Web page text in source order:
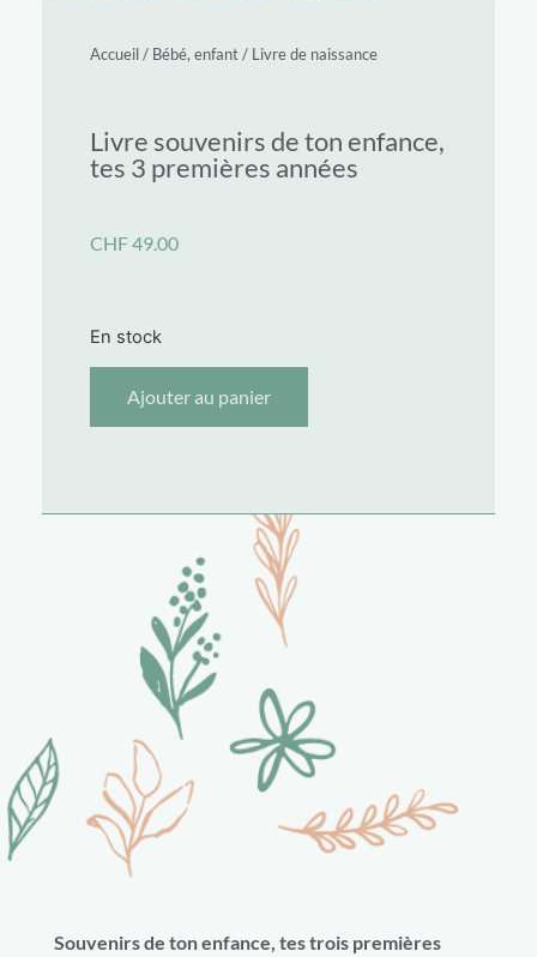
Accueil/ Bébé, enfant/ Livre de naissance
Livre souvenirs de ton enfance,
tes 3 premières années
CHF49.00
En stock
Ajouter au panier
Souvenirs de ton enfance, tes trois premières